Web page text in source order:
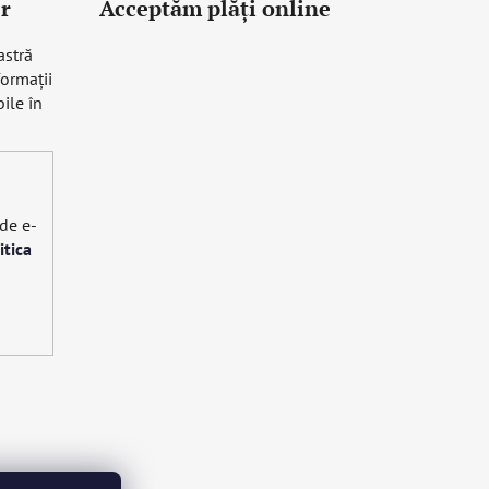
în
e-
Acceptăm plăţi online